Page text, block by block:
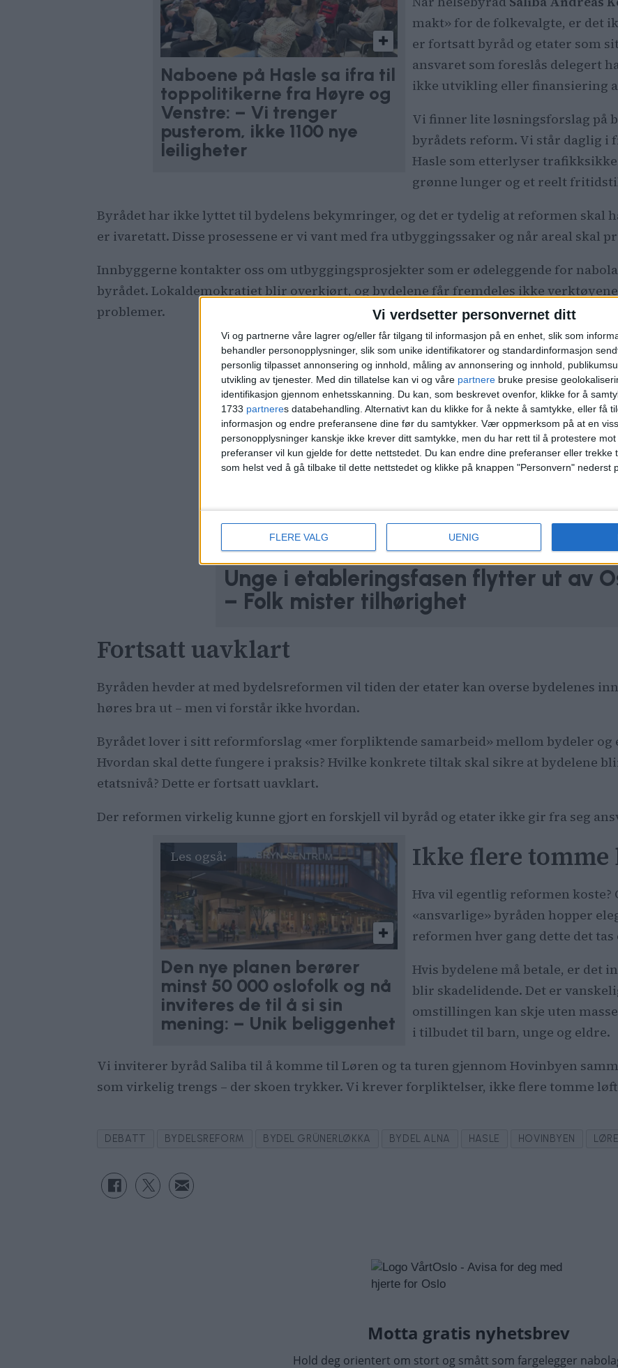
Vi verdsetter personvernet ditt
Vi og partnerne våre lagrer og/eller får tilgang til informasjon på en enhet, slik som
behandler personopplysninger, slik som unike identifikatorer og standardinformasjon
personlig tilpasset annonsering og innhold, måling av annonsering og innhold,
utvikling av tjenester. Med din tillatelse kan vi og våre partnere bruke presise
identifikasjon gjennom enhetsskanning. Du kan, som beskrevet ovenfor, klikke for å
1733 partneres databehandling. Alternativt kan du klikke for å nekte å samtykke, eller få
informasjon og endre preferansene dine før du samtykker. Vær oppmerksom på at en
personopplysninger kanskje ikke krever ditt samtykke, men du har rett til å protestere
preferanser vil kun gjelde for dette nettstedet. Du kan endre dine preferanser eller trekke
som helst ved å gå tilbake til dette nettstedet og klikke på knappen "Personvern" nederst
FLERE VALG UENIG
Naboene på Hasle sa ifra til
toppolitikerne fra Høyre og
Venstre: – Vi trenger
pusterom, ikke 1100 nye
leiligheter
makt» for de folkevalgte, er det
er fortsatt byråd og etater som
ansvaret som foreslås delegert
ikke utvikling eller finansiering
Vi finner lite løsningsforslag på
byrådets reform. Vi står daglig i
Hasle som etterlyser
grønne lunger og et reelt
Byrådet har ikke lyttet til bydelens bekymringer, og det er tydelig at reformen skal
er ivaretatt. Disse prosessene er vi vant med fra utbyggingssaker og når areal skal
Innbyggerne kontakter oss om utbyggingsprosjekter som er ødeleggende for
byrådet. Lokaldemokratiet blir overkjørt, og bydelene får fremdeles ikke
problemer.
Unge i etableringsfasen flytter ut av
– Folk mister tilhørighet
Fortsatt uavklart
Byråden hevder at med bydelsreformen vil tiden der etater kan overse bydelenes
høres bra ut – men vi forstår ikke hvordan.
Byrådet lover i sitt reformforslag «mer forpliktende samarbeid» mellom bydeler og
Hvordan skal dette fungere i praksis? Hvilke konkrete tiltak skal sikre at bydelene
etatsnivå? Dette er fortsatt uavklart.
Der reformen virkelig kunne gjort en forskjell vil byråd og etater ikke gir fra seg
Den nye planen berører
minst 50 000 oslofolk og nå
inviteres de til å si sin
mening: – Unik beliggenhet
Ikke flere tomme
Hva vil egentlig reformen koste?
«ansvarlige» byråden hopper
reformen hver gang dette det tas
Hvis bydelene må betale, er det
blir skadelidende. Det er
omstillingen kan skje uten
i tilbudet til barn, unge og eldre.
Vi inviterer byråd Saliba til å komme til Løren og ta turen gjennom Hovinbyen
som virkelig trengs – der skoen trykker. Vi krever forpliktelser, ikke flere tomme
DEBATT BYDELSREFORM BYDEL GRÜNERLØKKA BYDEL ALNA HASLE HOVINBYEN